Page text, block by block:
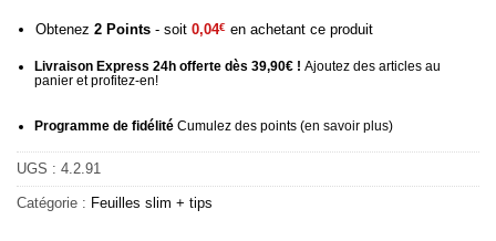
Obtenez 2Points- soit 0,04€ en achetant ce produit
Livraison Express 24h offerte dès 39,90€ ! Ajoutez des articles au
panier et profitez-en!
Programme de fidélitéCumulez des points (en savoir plus)
UGS : 4.2.91
Catégorie : Feuilles slim + tips